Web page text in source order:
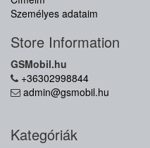
Személyes adataim
Store Information
GSMobil.hu
+36302998844
admin@gsmobil.hu
Kategóriák